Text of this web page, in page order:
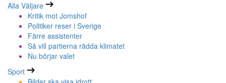
Alla Väljare
Kritik mot Jomshof
Politiker reser i Sverige
Färre assistenter
Så vill partierna rädda klimatet
Nu börjar valet
Sport